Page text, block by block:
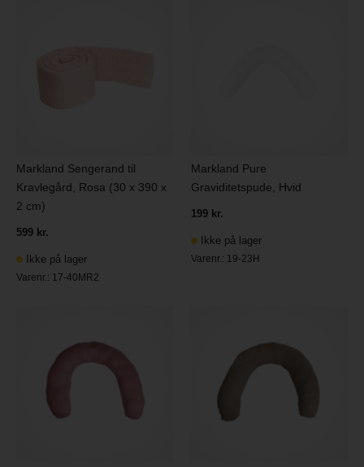
Markland Sengerand til
Kravlegård, Rosa (30 x 390 x
2 cm)
599 kr.
Ikke på lager
Varenr.: 17-40MR2
Markland Pure
Graviditetspude, Hvid
199 kr.
Ikke på lager
Varenr.: 19-23H